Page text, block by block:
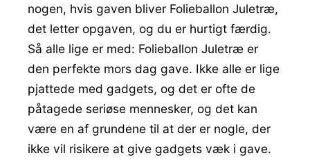
nogen, hvis gaven bliver Folieballon Juletræ,
det letter opgaven, og du er hurtigt færdig.
Så alle lige er med: Folieballon Juletræ er
den perfekte mors dag gave. Ikke alle er lige
pjattede med gadgets, og det er ofte de
påtagede seriøse mennesker, og det kan
være en af grundene til at der er nogle, der
ikke vil risikere at give gadgets væk i gave.